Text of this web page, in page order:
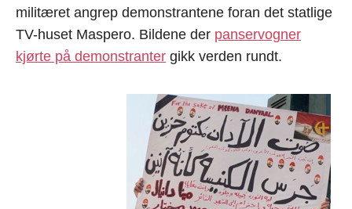
militæret angrep demonstrantene foran det statlige
TV-huset Maspero. Bildene der panservogner
kjørte på demonstranter gikk verden rundt.